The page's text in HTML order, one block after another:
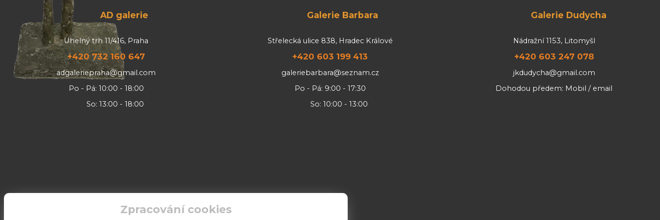
AD galerie
Uhelný trh 11/416, Praha
+420 732 160 647
adgaleriepraha@gmail.com
Po - Pá: 10:00 - 18:00
So: 13:00 - 18:00
Galerie Barbara
Střelecká ulice 838, Hradec Králové
+420 603 199 413
galeriebarbara@seznam.cz
Po - Pá: 9:00 - 17:30
So: 10:00 - 13:00
Galerie Dudycha
Nádražní 1153, Litomyšl
+420 603 247 078
jkdudycha@gmail.com
Dohodou předem: Mobil / email
Zpracování cookies